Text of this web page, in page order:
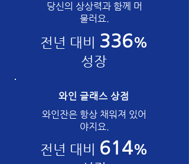
당신의 상상력과 함께 머
물러요.
전년 대비 336%
성장
와인 글래스 상점
와인잔은 항상 채워져 있어
야지요.
전년 대비 614%